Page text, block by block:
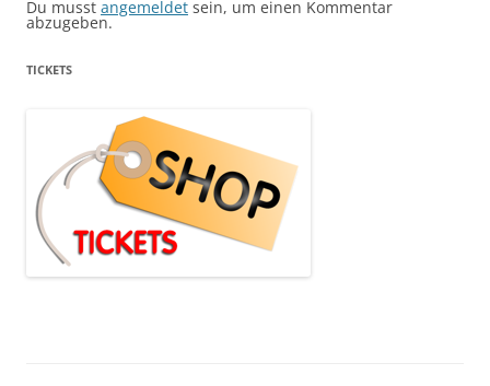
Du musst angemeldet sein, um einen Kommentar
abzugeben.
TICKETS